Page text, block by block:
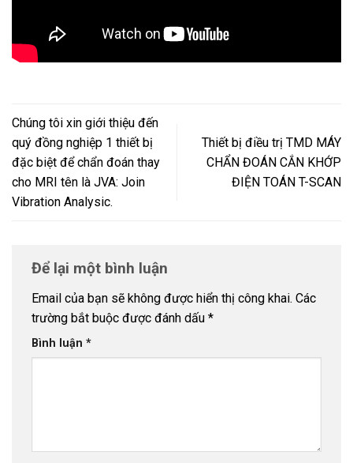
Chúng tôi xin giới thiệu đến
quý đồng nghiệp 1 thiết bị
đặc biệt để chẩn đoán thay
cho MRI tên là JVA: Join
Vibration Analysic.
Thiết bị điều trị TMD MÁY
CHẨN ĐOÁN CẮN KHỚP
ĐIỆN TOÁN T-SCAN
Để lại một bình luận
Email của bạn sẽ không được hiển thị công khai. Các
trường bắt buộc được đánh dấu *
Bình luận *